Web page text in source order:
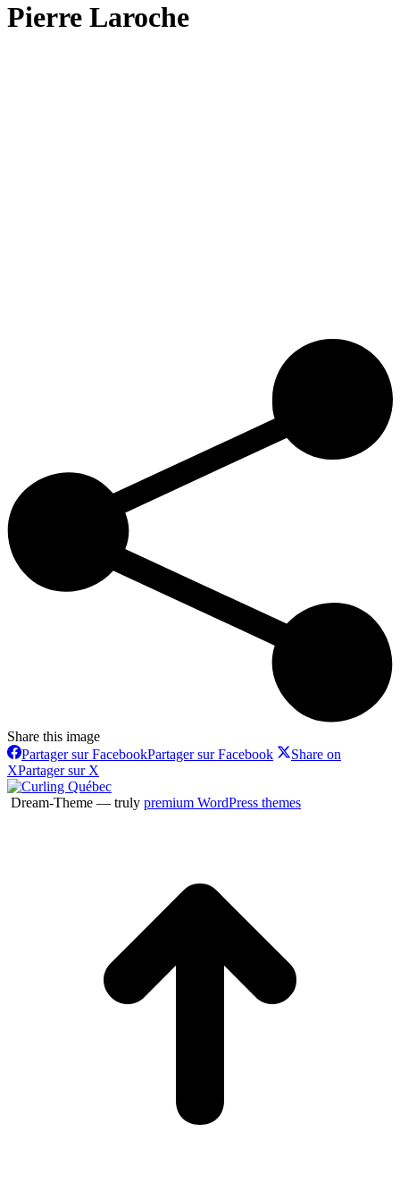
Pierre Laroche
Share this image
Partager sur FacebookPartager sur Facebook
Share on
XPartager sur X
Dream-Theme — truly premium WordPress themes